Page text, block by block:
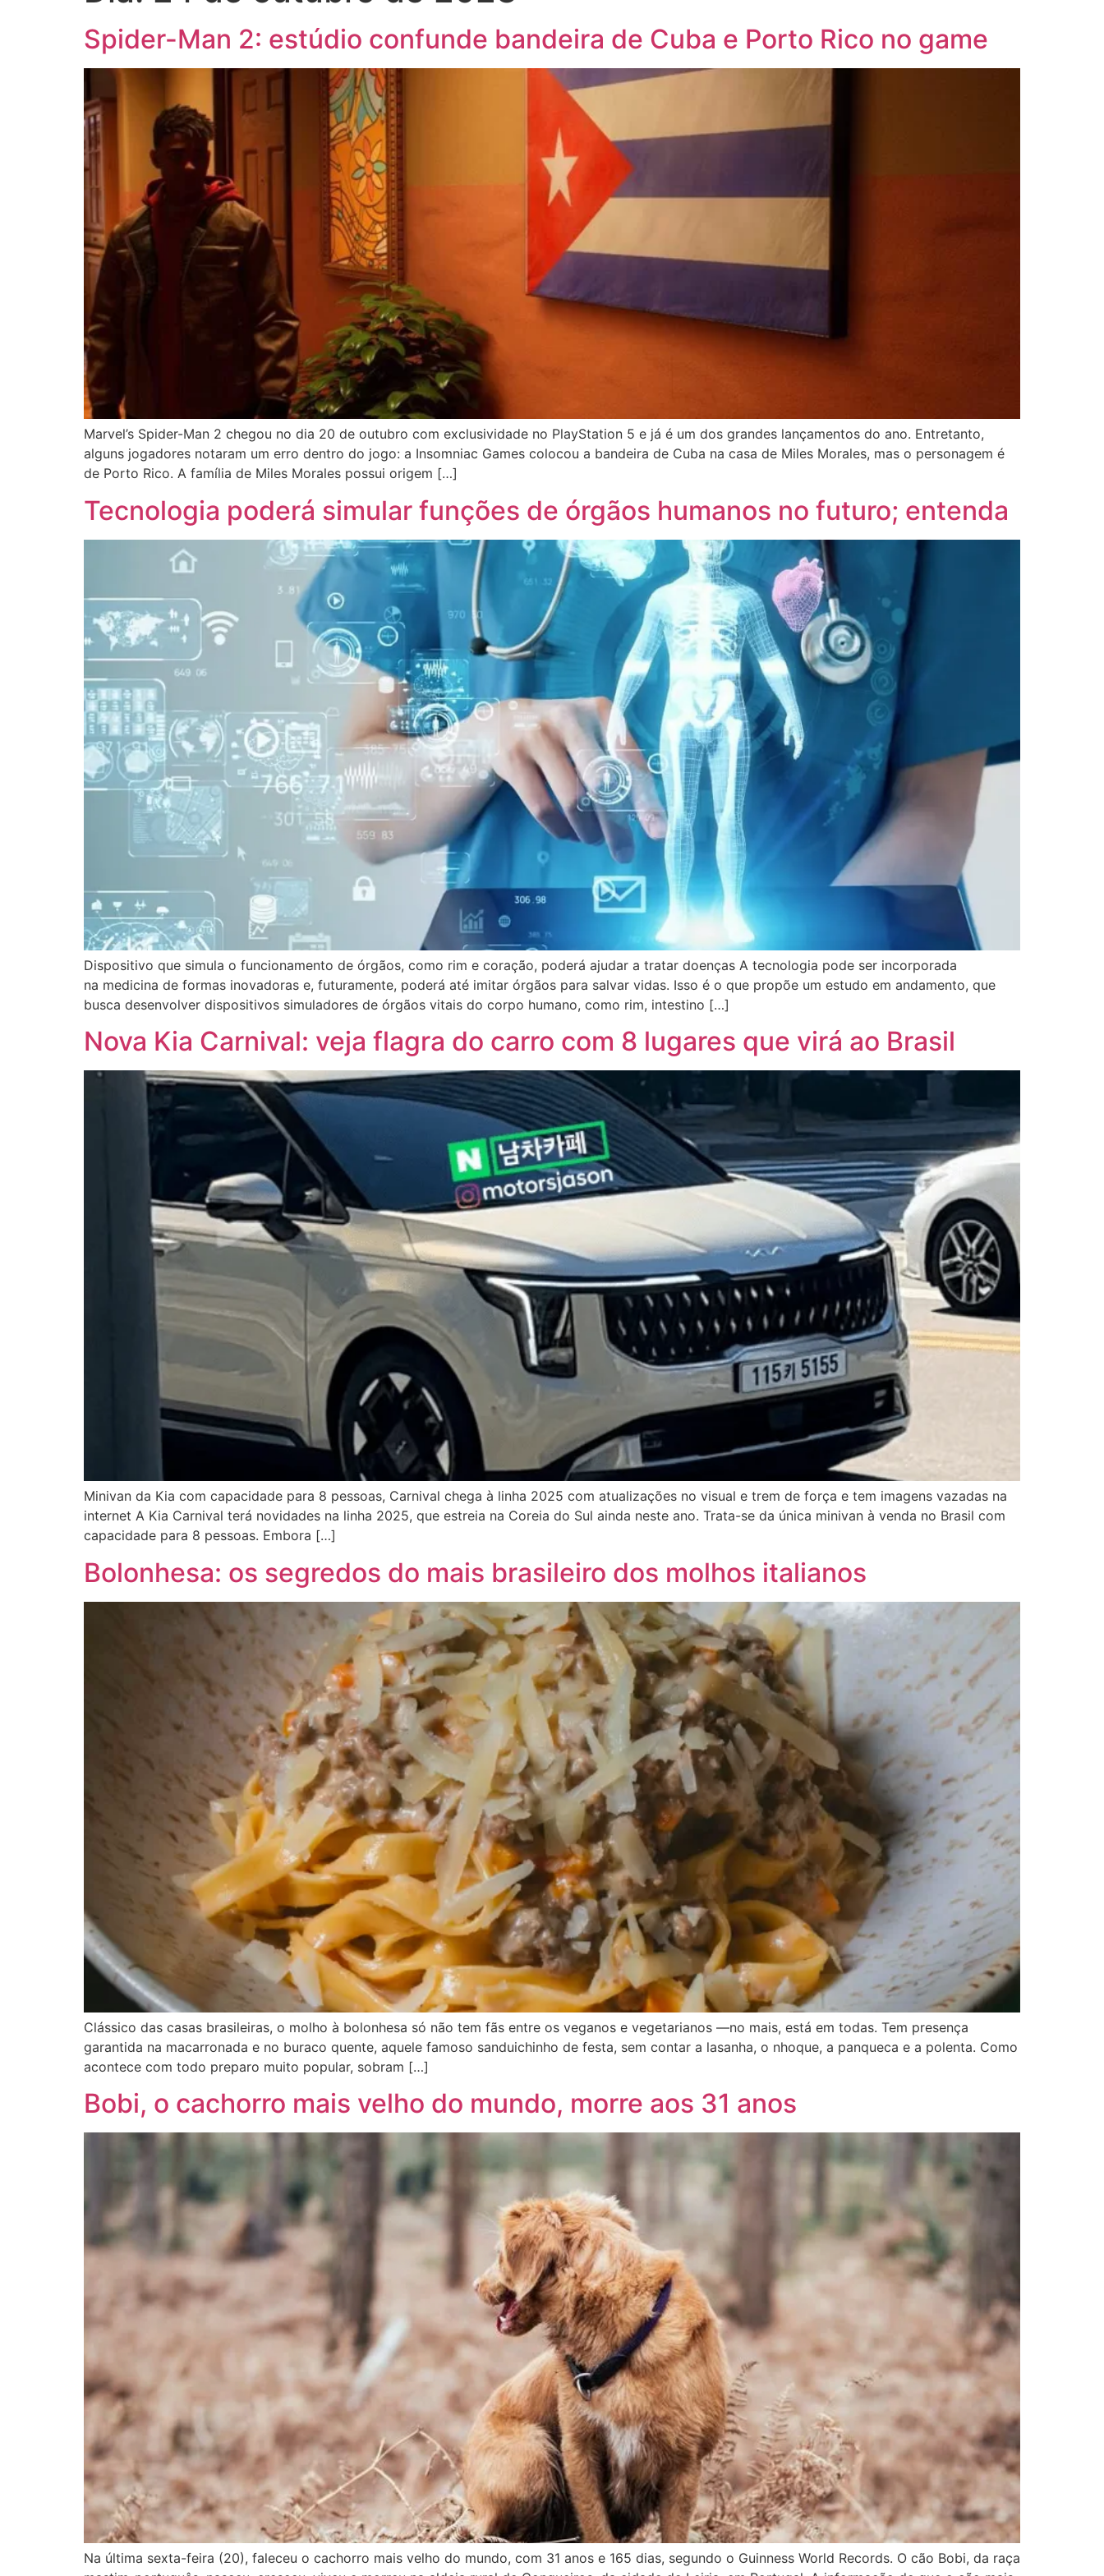
Spider-Man 2: estúdio confunde bandeira de Cuba e Porto Rico no game
Marvel’s Spider-Man 2 chegou no dia 20 de outubro com exclusividade no PlayStation 5 e já é um dos grandes lançamentos do ano. Entretanto,
alguns jogadores notaram um erro dentro do jogo: a Insomniac Games colocou a bandeira de Cuba na casa de Miles Morales, mas o personagem é
de Porto Rico. A família de Miles Morales possui origem […]
Tecnologia poderá simular funções de órgãos humanos no futuro; entenda
Dispositivo que simula o funcionamento de órgãos, como rim e coração, poderá ajudar a tratar doenças A tecnologia pode ser incorporada
na medicina de formas inovadoras e, futuramente, poderá até imitar órgãos para salvar vidas. Isso é o que propõe um estudo em andamento, que
busca desenvolver dispositivos simuladores de órgãos vitais do corpo humano, como rim, intestino […]
Nova Kia Carnival: veja flagra do carro com 8 lugares que virá ao Brasil
Minivan da Kia com capacidade para 8 pessoas, Carnival chega à linha 2025 com atualizações no visual e trem de força e tem imagens vazadas na
internet A Kia Carnival terá novidades na linha 2025, que estreia na Coreia do Sul ainda neste ano. Trata-se da única minivan à venda no Brasil com
capacidade para 8 pessoas. Embora […]
Bolonhesa: os segredos do mais brasileiro dos molhos italianos
Clássico das casas brasileiras, o molho à bolonhesa só não tem fãs entre os veganos e vegetarianos —no mais, está em todas. Tem presença
garantida na macarronada e no buraco quente, aquele famoso sanduichinho de festa, sem contar a lasanha, o nhoque, a panqueca e a polenta. Como
acontece com todo preparo muito popular, sobram […]
Bobi, o cachorro mais velho do mundo, morre aos 31 anos
Na última sexta-feira (20), faleceu o cachorro mais velho do mundo, com 31 anos e 165 dias, segundo o Guinness World Records. O cão Bobi, da raça